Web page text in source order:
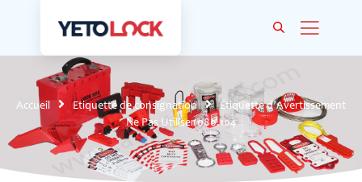
Accueil Etiquette de consignation
Étiquette d’Avertissement
Ne Pas Utiliser 080.104